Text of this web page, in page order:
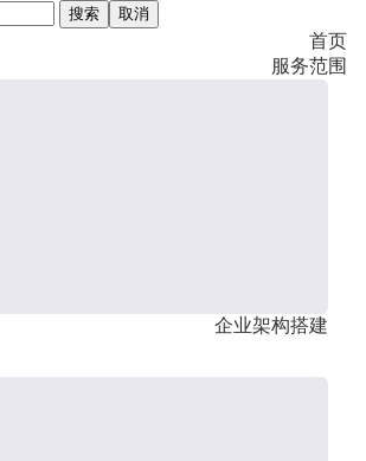
搜索 取消
首页
服务范围
企业架构搭建